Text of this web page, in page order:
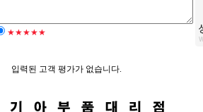
★★★★★
입력된 고객 평가가 없습니다.